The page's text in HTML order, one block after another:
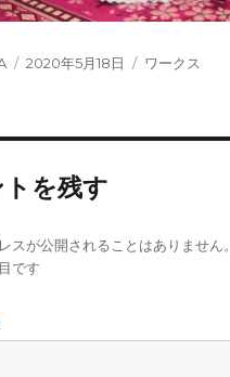
投
2020年5月18日
カ
ワークス
を残す
スが公開されることはありません。
です